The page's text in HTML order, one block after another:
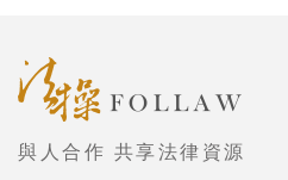
與人合作 共享法律資源